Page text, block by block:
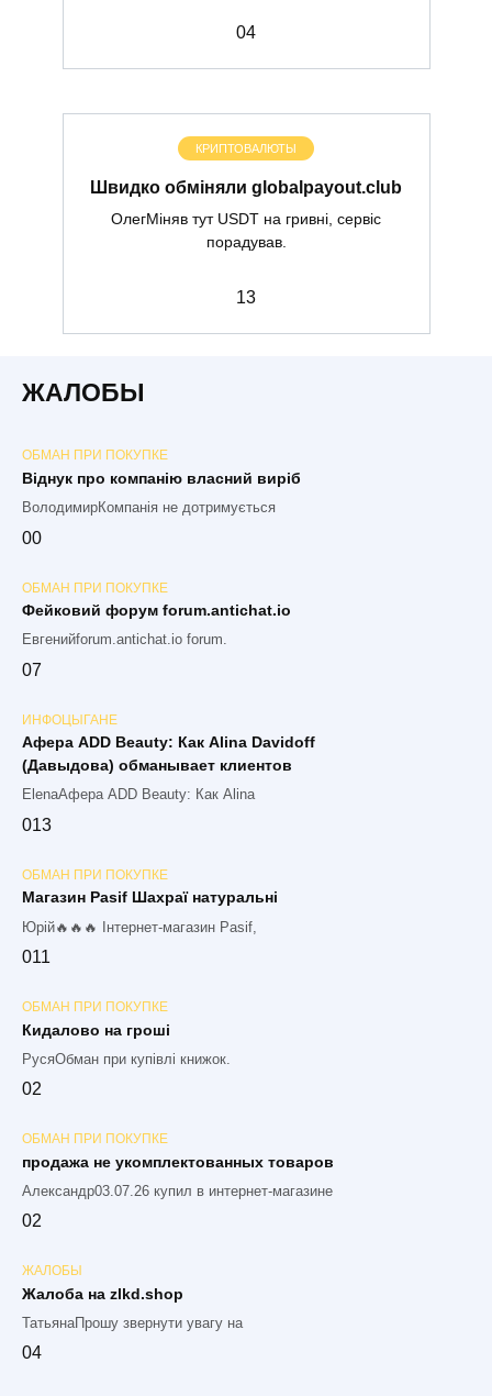
04
КРИПТОВАЛЮТЫ
Швидко обміняли globalpayout.club
ОлегМіняв тут USDT на гривні, сервіс
порадував.
13
ЖАЛОБЫ
ОБМАН ПРИ ПОКУПКЕ
Віднук про компанію власний виріб
ВолодимирКомпанія не дотримується
00
ОБМАН ПРИ ПОКУПКЕ
Фейковий форум forum.antichat.io
Евгенийforum.antichat.io forum.
07
ИНФОЦЫГАНЕ
Афера ADD Beauty: Как Alina Davidoff
(Давыдова) обманывает клиентов
ElenaАфера ADD Beauty: Как Alina
013
ОБМАН ПРИ ПОКУПКЕ
Магазин Pasif Шахраї натуральні
Юрій🔥🔥🔥 Інтернет-магазин Pasif,
011
ОБМАН ПРИ ПОКУПКЕ
Кидалово на гроші
РусяОбман при купівлі книжок.
02
ОБМАН ПРИ ПОКУПКЕ
продажа не укомплектованных товаров
Александр03.07.26 купил в интернет-магазине
02
ЖАЛОБЫ
Жалоба на zlkd.shop
ТатьянаПрошу звернути увагу на
04